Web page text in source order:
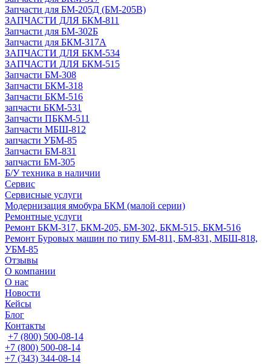
Запчасти для БМ-205Д (БМ-205В)
ЗАПЧАСТИ ДЛЯ БКМ-811
Запчасти для БМ-302Б
Запчасти для БКМ-317А
ЗАПЧАСТИ ДЛЯ БКМ-534
ЗАПЧАСТИ ДЛЯ БКМ-515
Запчасти БМ-308
Запчасти БКМ-318
Запчасти БКМ-516
запчасти БКМ-531
Запчасти ПБКМ-511
Запчасти МБШ-812
запчасти УБМ-85
Запчасти БМ-831
запчасти БМ-305
Б/У техника в наличии
Сервис
Сервисные услуги
Модернизация ямобура БКМ (малой серии)
Ремонтные услуги
Ремонт БКМ-317, БКМ-205, БМ-302, БКМ-515, БКМ-516
Ремонт Буровых машин по типу БМ-811, БМ-831, МБШ-818,
УБМ-85
Отзывы
О компании
О нас
Новости
Кейсы
Блог
Контакты
+7 (800) 500-08-14
+7 (800) 500-08-14
+7 (343) 344-08-14